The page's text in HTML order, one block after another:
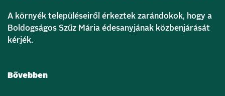
A környék településeiről érkeztek zarándokok, hogy a
Boldogságos Szűz Mária édesanyjának közbenjárását
kérjék.
Bővebben